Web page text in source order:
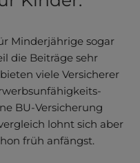
Minder­jährige sogar
die Beiträge sehr
viele Versicherer
BU-Versicherung
lohnt sich aber
früh anfängst.